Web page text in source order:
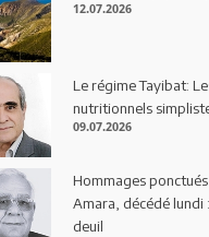
12.07.2026
Le régime Tayibat:
nutritionnels
09.07.2026
Hommages
Amara, décédé lundi
deuil